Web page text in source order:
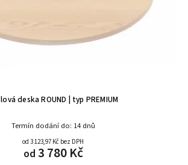
deska ROUND | typ PREMIUM
Termín dodání do: 14 dnů
od 3 123,97 Kč bez DPH
od 3 780 Kč